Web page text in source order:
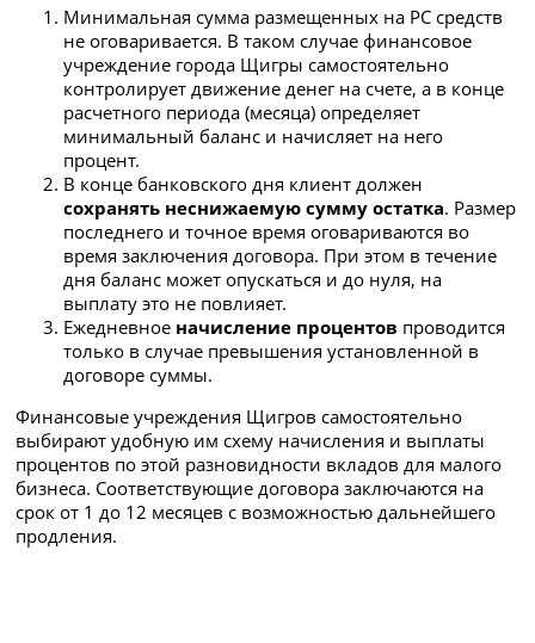
Минимальная сумма размещенных на РС средств
не оговаривается. В таком случае финансовое
учреждение города Щигры самостоятельно
контролирует движение денег на счете, а в конце
расчетного периода (месяца) определяет
минимальный баланс и начисляет на него
процент.
В конце банковского дня клиент должен
сохранять неснижаемую сумму остатка. Размер
последнего и точное время оговариваются во
время заключения договора. При этом в течение
дня баланс может опускаться и до нуля, на
выплату это не повлияет.
Ежедневное начисление процентов проводится
только в случае превышения установленной в
договоре суммы.
Финансовые учреждения Щигров самостоятельно
выбирают удобную им схему начисления и выплаты
процентов по этой разновидности вкладов для малого
бизнеса. Соответствующие договора заключаются на
срок от 1 до 12 месяцев с возможностью дальнейшего
продления.